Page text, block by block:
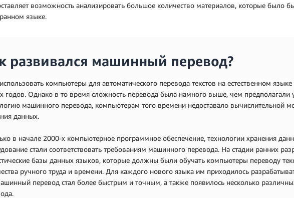
возможность анализировать большое количество материалов, которые было
языке.
развивался машинный перевод?
компьютеры для автоматического перевода текстов на естественном
годов. Однако в то время сложность перевода была намного выше, чем предполагали
машинного перевода, компьютерам того времени недоставало вычислительной
данных.
в начале 2000-х компьютерное программное обеспечение, технологии хранения
стали соответствовать требованиям машинного перевода. На стадии ранних
базы данных языков, которые должны были обучать компьютеры переводу
ручного труда и времени. Для каждого нового языка им приходилось
перевод стал более быстрым и точным, а также появилось несколько